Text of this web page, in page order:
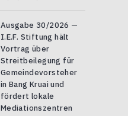
Ausgabe 30/2026 —
I.E.F. Stiftung hält
Vortrag über
Streitbeilegung für
Gemeindevorsteher
in Bang Kruai und
fördert lokale
Mediationszentren